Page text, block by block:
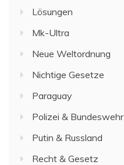
Lösungen
Mk-Ultra
Neue Weltordnung
Nichtige Gesetze
Paraguay
Polizei & Bundeswehr
Putin & Russland
Recht & Gesetz